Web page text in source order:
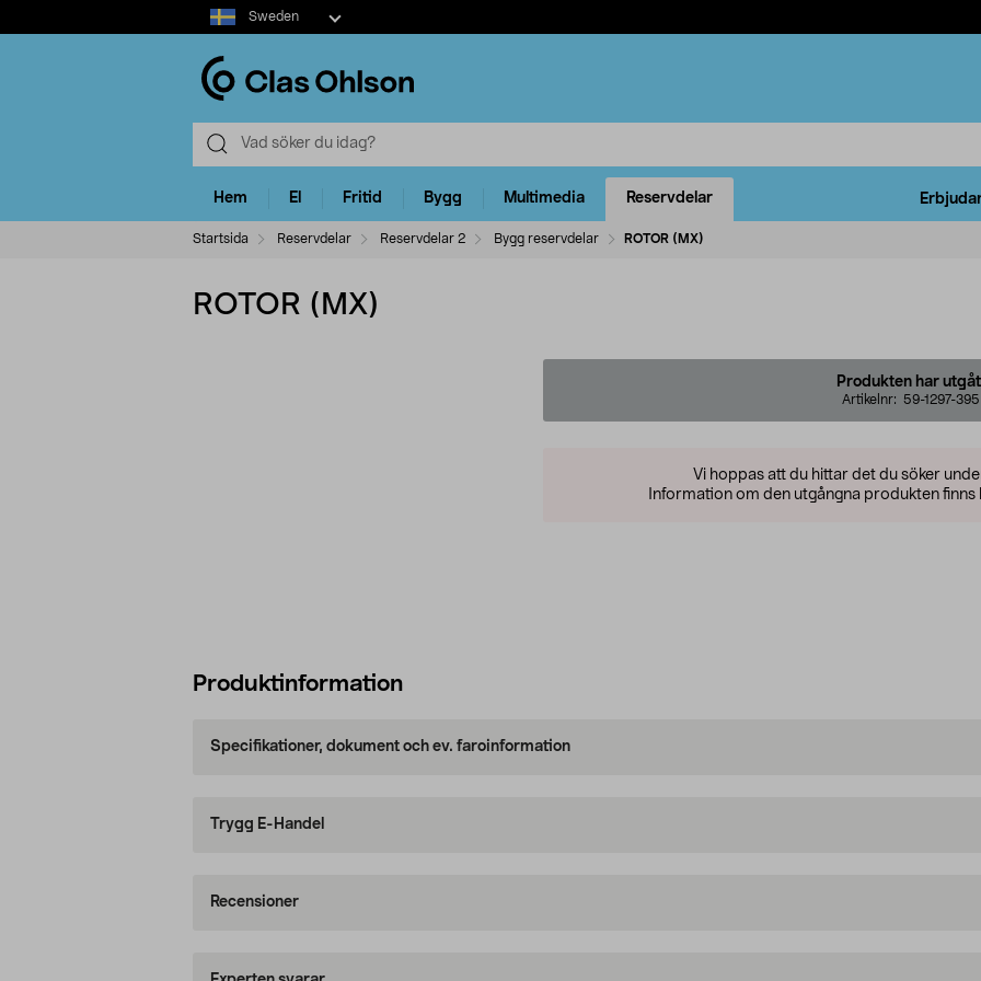
Select
market
Sweden
Hem El Fritid Bygg Multimedia Reservdelar
Startsida Reservdelar Reservdelar 2 Bygg reservdelar ROTOR (MX)
ROTOR (MX)
Produkten har
Artikelnr: 59-1297-395
Vi hoppas att du hittar det du söker
Information om den utgångna produkten finns
Produktinformation
Specifikationer, dokument och ev. faroinformation
Trygg E-Handel
Recensioner